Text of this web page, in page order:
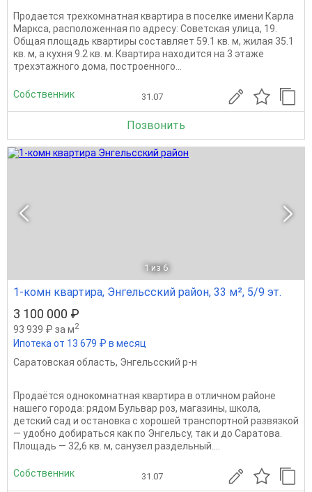
Продается трехкомнатная квартира в поселке имени Карла
Маркса, расположенная по адресу: Советская улица, 19.
Общая площадь квартиры составляет 59.1 кв. м, жилая 35.1
кв. м, а кухня 9.2 кв. м. Квартира находится на 3 этаже
трехэтажного дома, построенного...
Собственник 31.07
Позвонить
1 из 6
1-комн квартира, Энгельсский район, 33 м², 5/9 эт.
3 100 000 ₽
93 939 ₽ за м2
Ипотека от 13 679 ₽ в месяц
Саратовская область, Энгельсский р-н
Продаётся однокомнатная квартира в отличном районе
нашего города: рядом Бульвар роз, магазины, школа,
детский сад и остановка с хорошей транспортной развязкой
— удобно добираться как по Энгельсу, так и до Саратова.
Площадь — 32,6 кв. м, санузел раздельный....
Собственник 31.07